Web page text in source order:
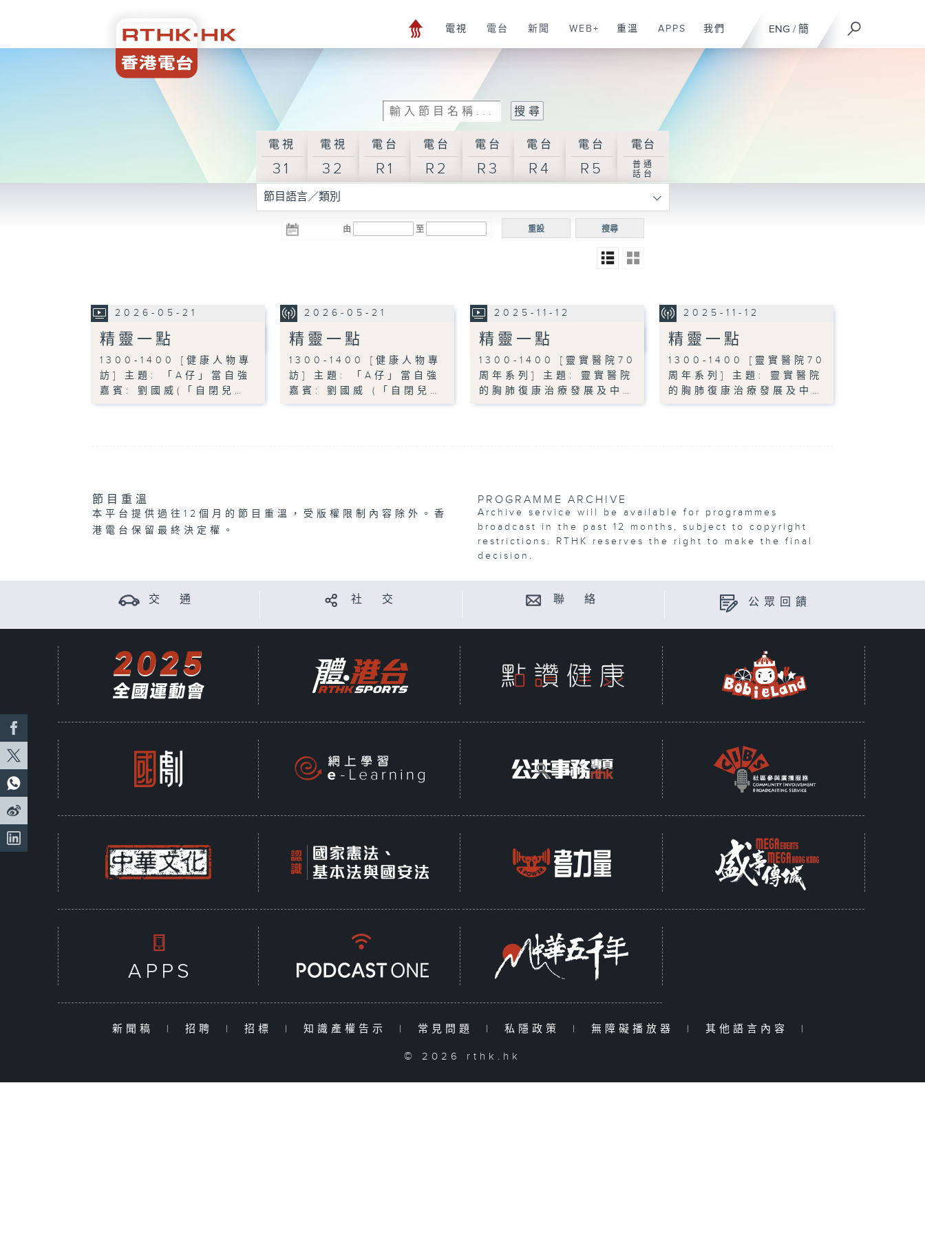
ENG / 簡
電視 電台 新聞 WEB+ 重溫 APPS 我們
電視
31
電視
32
電台
R1
電台
R2
電台
R3
電台
R4
電台
R5
電台
普通
話台
節目語言／類別
由 至 搜尋
重設
2026-05-21
精靈一點
1300-1400 [健康人物專
訪] 主題: 「A仔」當自強
嘉賓: 劉國威(「自閉兒…
2026-05-21
精靈一點
1300-1400 [健康人物專
訪] 主題: 「A仔」當自強
嘉賓: 劉國威 (「自閉兒…
2025-11-12
精靈一點
1300-1400 [靈實醫院70
周年系列] 主題: 靈實醫院
的胸肺復康治療發展及中…
2025-11-12
精靈一點
1300-1400 [靈實醫院70
周年系列] 主題: 靈實醫院
的胸肺復康治療發展及中…
節目重溫
本平台提供過往12個月的節目重溫，受版權限制內容除外。香
港電台保留最終決定權。
PROGRAMME ARCHIVE
Archive service will be available for programmes
broadcast in the past 12 months, subject to copyright
restrictions. RTHK reserves the right to make the final
decision.
交 通 社 交 聯 絡 公眾回饋
新聞稿 | 招聘 | 招標 | 知識產權告示 | 常見問題 | 私隱政策 | 無障礙播放器 | 其他語言內容 |
© 2026 rthk.hk